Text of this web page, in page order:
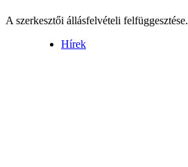
A szerkesztői állásfelvételi felfüggesztése.
Hírek